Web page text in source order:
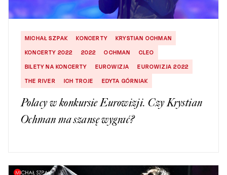
MICHAŁ SZPAK KONCERTY
KRYSTIAN OCHMAN
KONCERTY 2022
2022 OCHMAN
CLEO
BILETY NA KONCERTY
EUROWIZJA
EUROWIZJA 2022
THE RIVER
ICH TROJE EDYTA GÓRNIAK
Polacy w konkursie Eurowizji. Czy Krystian
Ochman ma szansę wygrać?